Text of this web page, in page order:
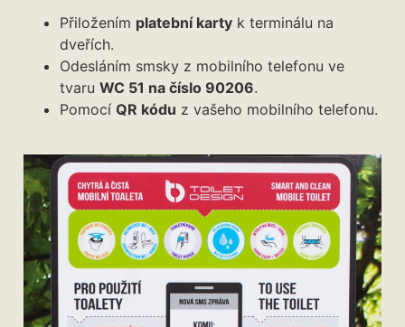
Přiložením platební karty k terminálu na
dveřích.
Odesláním smsky z mobilního telefonu ve
tvaru WC 51 na číslo 90206.
Pomocí QR kódu z vašeho mobilního telefonu.